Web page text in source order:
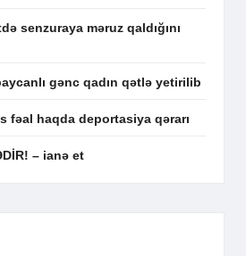
senzuraya məruz qaldığını
gənc qadın qətlə yetirilib
fəal haqda deportasiya qərarı
– ianə et